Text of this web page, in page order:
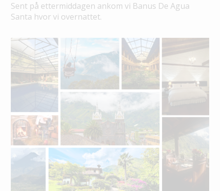
Sent på ettermiddagen ankom vi Banus De Agua
Santa hvor vi overnattet.